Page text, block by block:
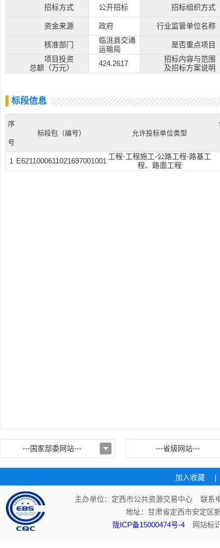
招标方式 公开招标 招标组织方式
资金来源 政府 行业监管单位名称
核准部门
临洮县交通
运输局
是否重点项目
项目投资
总额（万元）
424.2617
招标内容与范围
及招标方案说明
标段信息
序
号
标段包（编号） 允许投标单位类型
1 E6211000611021697001001
工程-工程施工-公路工程-路基工
程、路面工程
---国家部委网站--- ---省级网站---
加入收藏 |
主办单位：定西市公共资源交易中心 联系
地址：甘肃省定西市安定
陇ICP备15000474号-4 网站标